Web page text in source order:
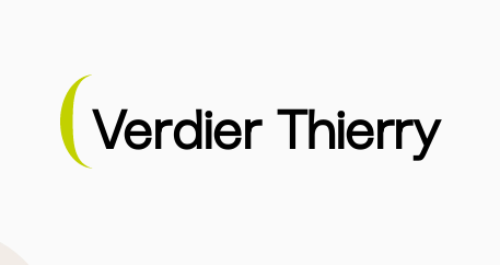
Verdier Thierry